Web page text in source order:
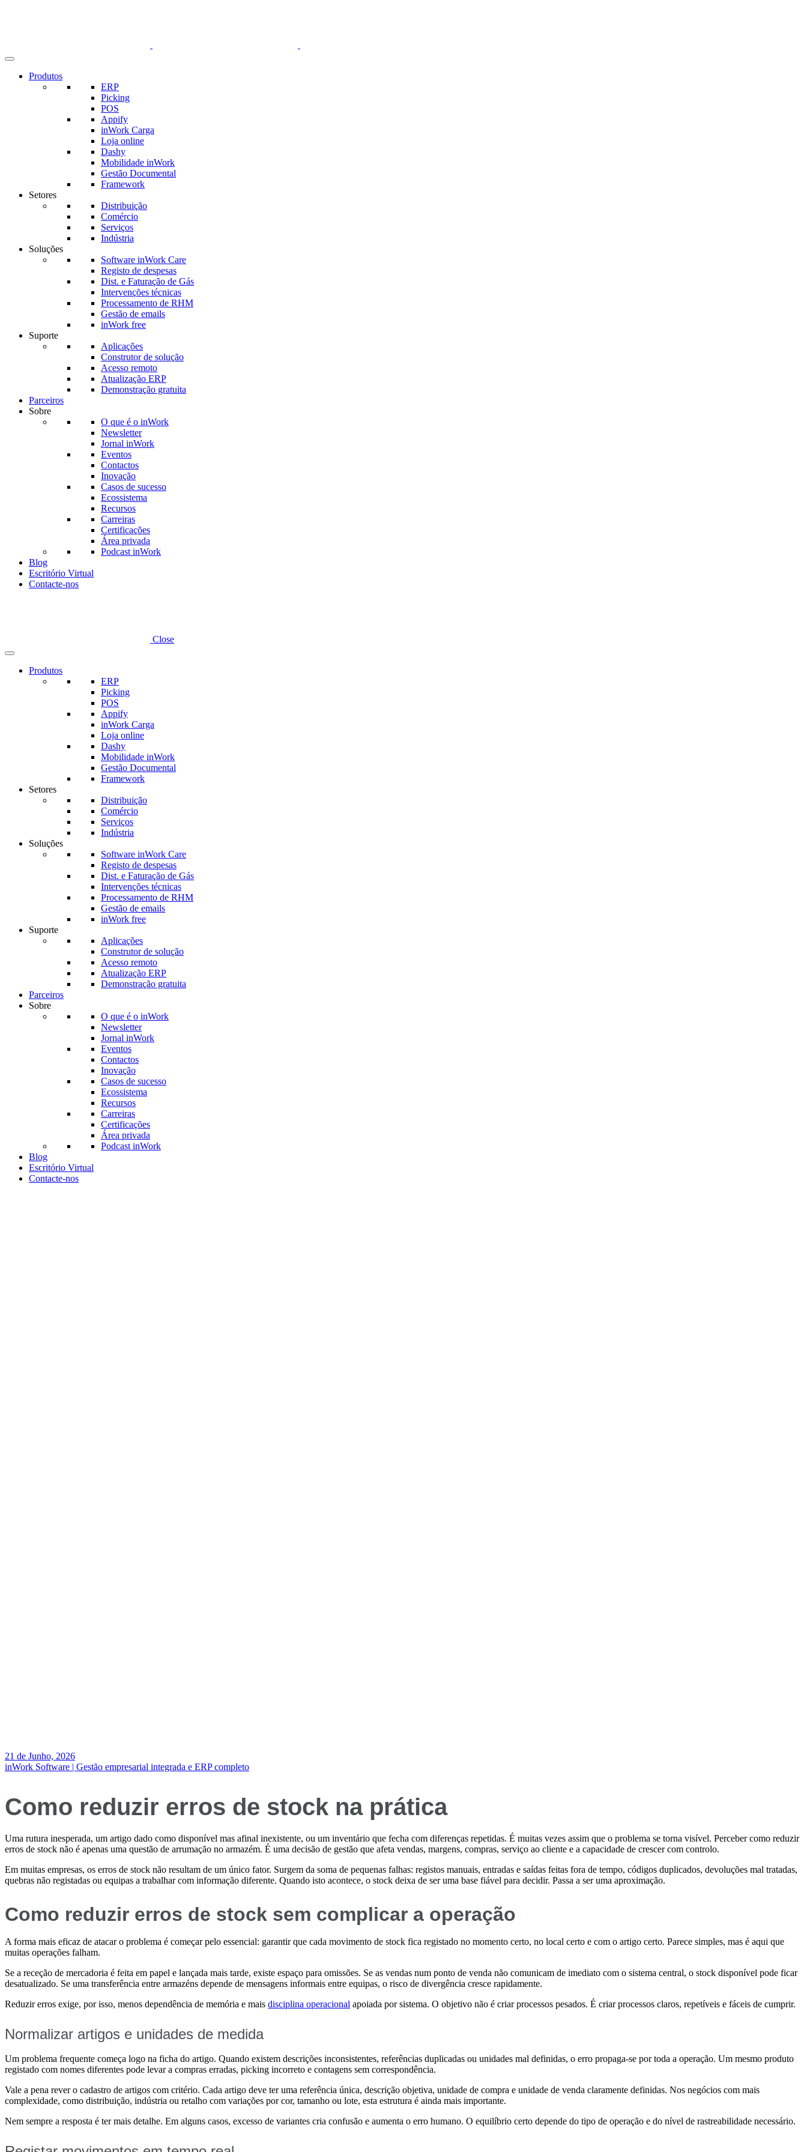
Produtos
ERP
Picking
POS
Appify
inWork Carga
Loja online
Dashy
Mobilidade inWork
Gestão Documental
Framework
Setores
Distribuição
Comércio
Serviços
Indústria
Soluções
Software inWork Care
Registo de despesas
Dist. e Faturação de Gás
Intervenções técnicas
Processamento de RHM
Gestão de emails
inWork free
Suporte
Aplicações
Construtor de solução
Acesso remoto
Atualização ERP
Demonstração gratuita
Parceiros
Sobre
O que é o inWork
Newsletter
Jornal inWork
Eventos
Contactos
Inovação
Casos de sucesso
Ecossistema
Recursos
Carreiras
Certificações
Área privada
Podcast inWork
Blog
Escritório Virtual
Contacte-nos
Close
Produtos
ERP
Picking
POS
Appify
inWork Carga
Loja online
Dashy
Mobilidade inWork
Gestão Documental
Framework
Setores
Distribuição
Comércio
Serviços
Indústria
Soluções
Software inWork Care
Registo de despesas
Dist. e Faturação de Gás
Intervenções técnicas
Processamento de RHM
Gestão de emails
inWork free
Suporte
Aplicações
Construtor de solução
Acesso remoto
Atualização ERP
Demonstração gratuita
Parceiros
Sobre
O que é o inWork
Newsletter
Jornal inWork
Eventos
Contactos
Inovação
Casos de sucesso
Ecossistema
Recursos
Carreiras
Certificações
Área privada
Podcast inWork
Blog
Escritório Virtual
Contacte-nos
21 de Junho, 2026
inWork Software | Gestão empresarial integrada e ERP completo
Como reduzir erros de stock na prática
Uma rutura inesperada, um artigo dado como disponível mas afinal inexistente, ou um inventário que fecha com diferenças repetidas. É muitas vezes assim que o problema se torna visível. Perceber como reduzir
erros de stock não é apenas uma questão de arrumação no armazém. É uma decisão de gestão que afeta vendas, margens, compras, serviço ao cliente e a capacidade de crescer com controlo.
Em muitas empresas, os erros de stock não resultam de um único fator. Surgem da soma de pequenas falhas: registos manuais, entradas e saídas feitas fora de tempo, códigos duplicados, devoluções mal tratadas,
quebras não registadas ou equipas a trabalhar com informação diferente. Quando isto acontece, o stock deixa de ser uma base fiável para decidir. Passa a ser uma aproximação.
Como reduzir erros de stock sem complicar a operação
A forma mais eficaz de atacar o problema é começar pelo essencial: garantir que cada movimento de stock fica registado no momento certo, no local certo e com o artigo certo. Parece simples, mas é aqui que
muitas operações falham.
Se a receção de mercadoria é feita em papel e lançada mais tarde, existe espaço para omissões. Se as vendas num ponto de venda não comunicam de imediato com o sistema central, o stock disponível pode ficar
desatualizado. Se uma transferência entre armazéns depende de mensagens informais entre equipas, o risco de divergência cresce rapidamente.
Reduzir erros exige, por isso, menos dependência de memória e mais disciplina operacional apoiada por sistema. O objetivo não é criar processos pesados. É criar processos claros, repetíveis e fáceis de cumprir.
Normalizar artigos e unidades de medida
Um problema frequente começa logo na ficha do artigo. Quando existem descrições inconsistentes, referências duplicadas ou unidades mal definidas, o erro propaga-se por toda a operação. Um mesmo produto
registado com nomes diferentes pode levar a compras erradas, picking incorreto e contagens sem correspondência.
Vale a pena rever o cadastro de artigos com critério. Cada artigo deve ter uma referência única, descrição objetiva, unidade de compra e unidade de venda claramente definidas. Nos negócios com mais
complexidade, como distribuição, indústria ou retalho com variações por cor, tamanho ou lote, esta estrutura é ainda mais importante.
Nem sempre a resposta é ter mais detalhe. Em alguns casos, excesso de variantes cria confusão e aumenta o erro humano. O equilíbrio certo depende do tipo de operação e do nível de rastreabilidade necessário.